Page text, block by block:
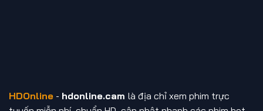
HDOnline - hdonline.cam là địa chỉ xem phim trực